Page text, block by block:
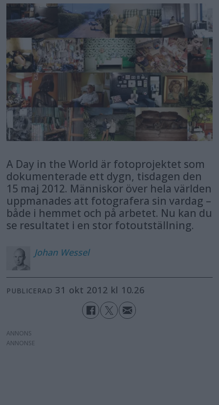
A Day in the World är fotoprojektet som
dokumenterade ett dygn, tisdagen den
15 maj 2012. Människor över hela världen
uppmanades att fotografera sin vardag –
både i hemmet och på arbetet. Nu kan du
se resultatet i en stor fotoutställning.
Johan Wessel
PUBLICERAD 31 okt 2012 kl 10.26
ANNONS